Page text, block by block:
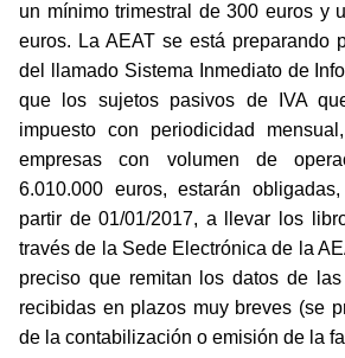
un mínimo trimestral de 300 euros y
euros. La AEAT se está preparando
del llamado Sistema Inmediato de
que los sujetos pasivos de IVA
impuesto con periodicidad
empresas con volumen de
6.010.000 euros, estarán
partir de 01/01/2017, a llevar los
través de la Sede Electrónica de la
preciso que remitan los datos de
recibidas en plazos muy breves (se
de la contabilización o emisión de la